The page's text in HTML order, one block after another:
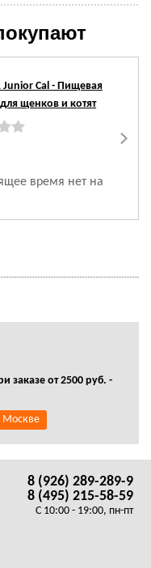
Junior Cal - Пищевая
щенков и котят
время нет на
заказе от 2500 руб. -
Москве
8 (926) 289-289-9
8 (495) 215-58-59
C 10:00 - 19:00, пн-пт